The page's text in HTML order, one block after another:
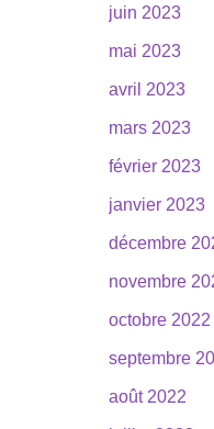
juin 2023
mai 2023
avril 2023
mars 2023
février 2023
janvier 2023
décembre
novembre
octobre 2022
septembre
août 2022